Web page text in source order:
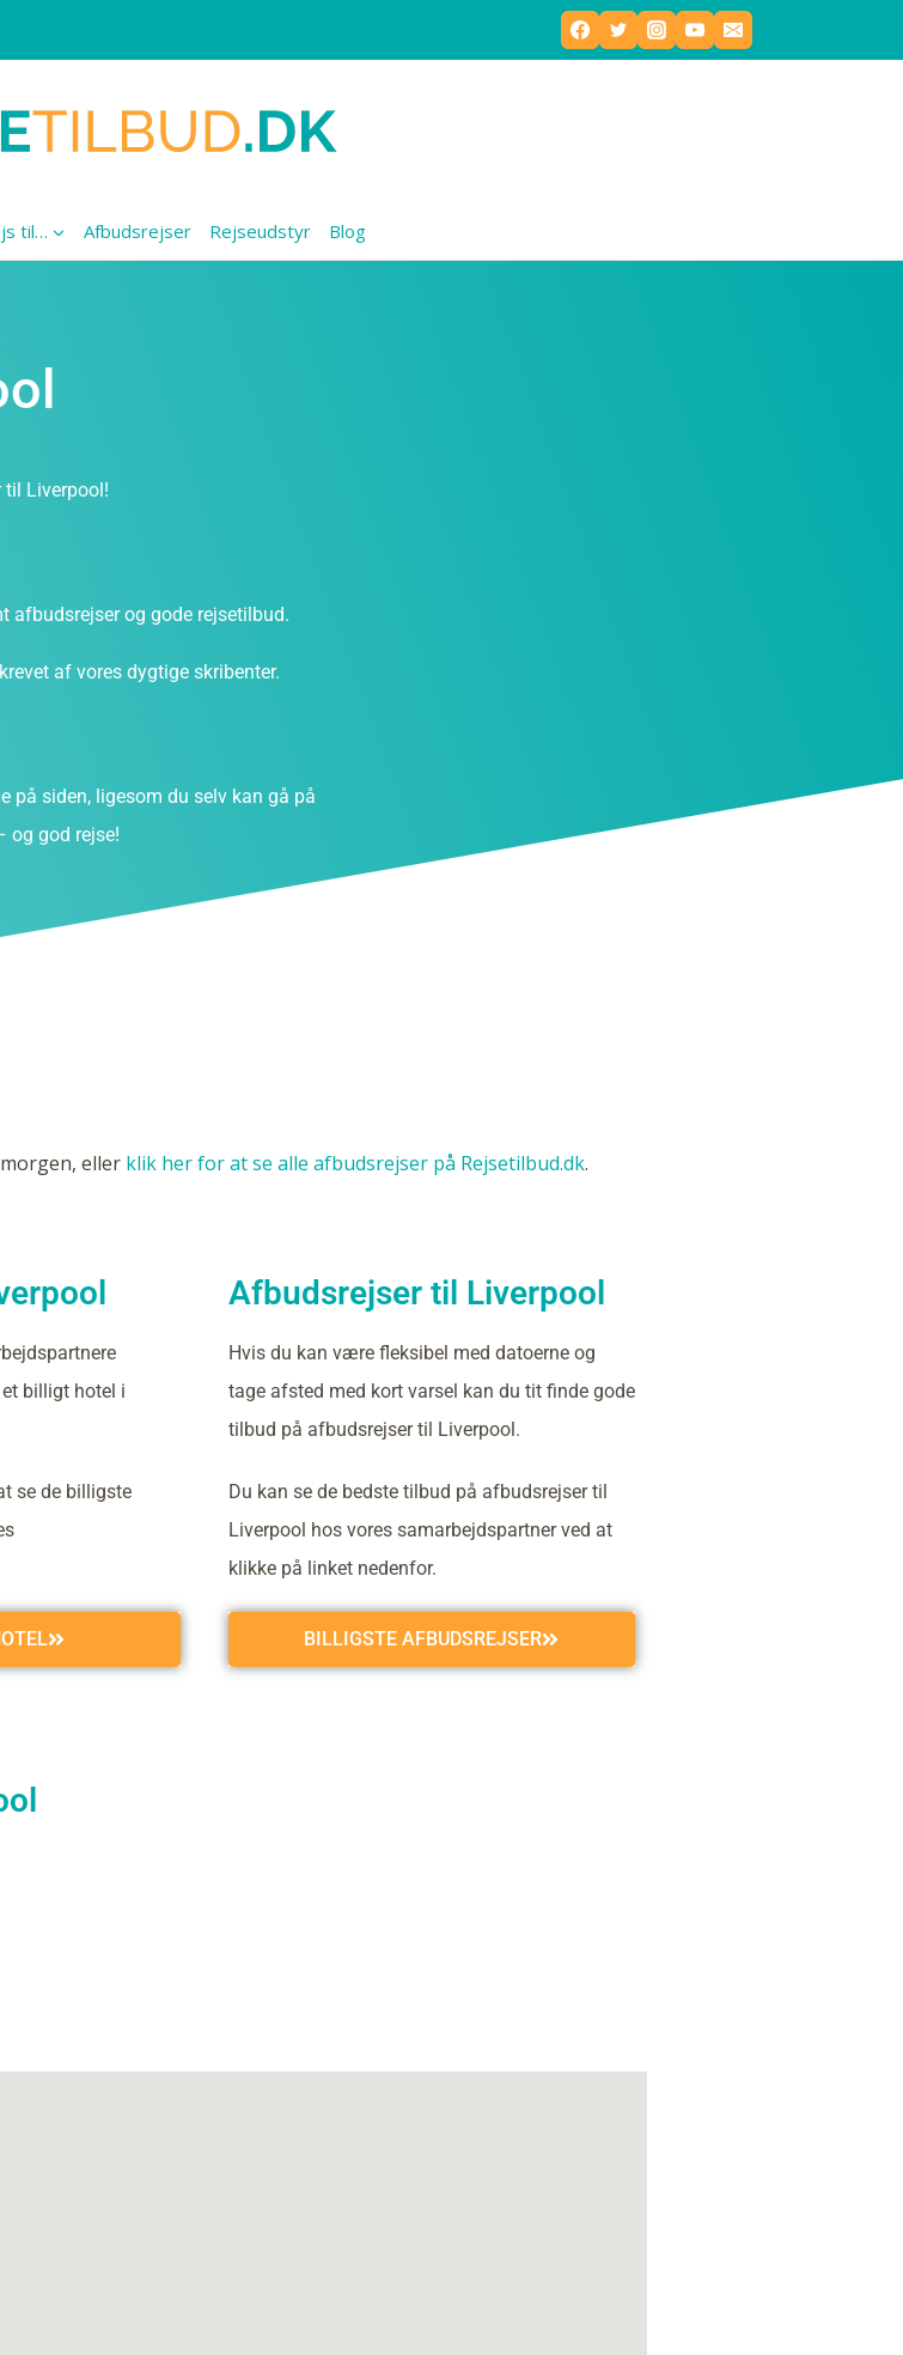
til… Afbudsrejser Rejseudstyr Blog
til Liverpool!
afbudsrejser og gode rejsetilbud.
af vores dygtige skribenter.
på siden, ligesom du selv kan gå på
og god rejse!
eller klik her for at se alle afbudsrejser på Rejsetilbud.dk.
billigt hotel i
se de billigste
Afbudsrejser til Liverpool
Hvis du kan være fleksibel med datoerne og
tage afsted med kort varsel kan du tit finde gode
tilbud på afbudsrejser til Liverpool.
Du kan se de bedste tilbud på afbudsrejser til
Liverpool hos vores samarbejdspartner ved at
klikke på linket nedenfor.
BILLIGSTE AFBUDSREJSER